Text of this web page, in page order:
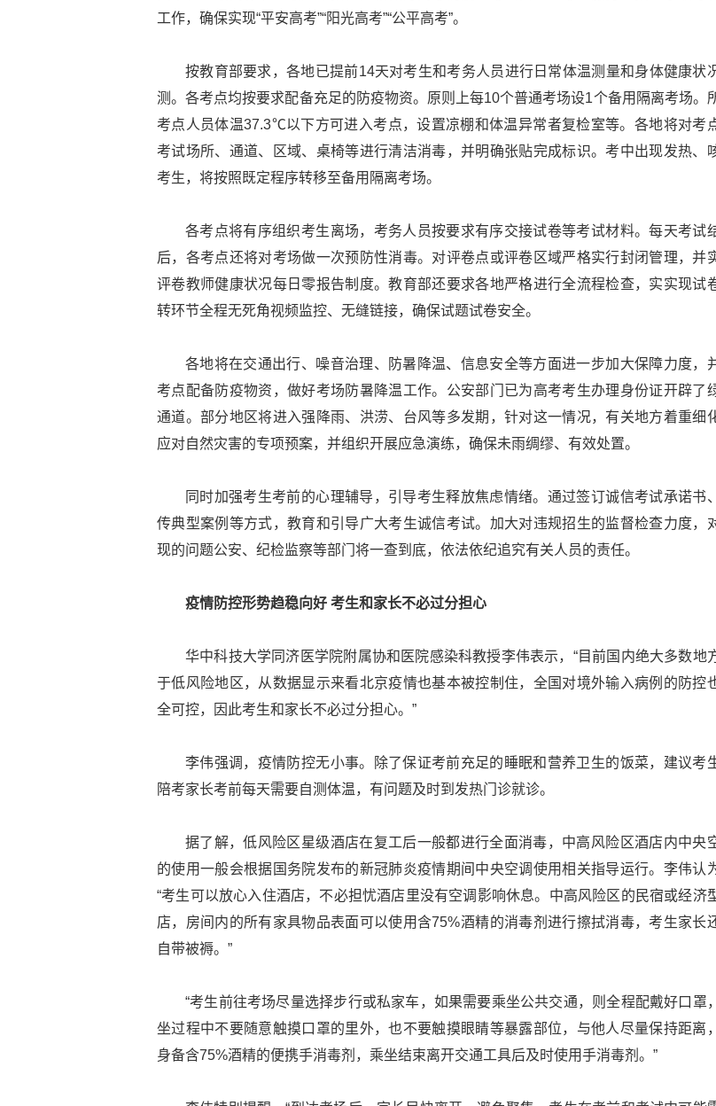
工作，确保实现“平安高考”“阳光高考”“公平高考”。
按教育部要求，各地已提前14天对考生和考务人员进行日常体温测量和身体健康状
测。各考点均按要求配备充足的防疫物资。原则上每10个普通考场设1个备用隔离考场。
考点人员体温37.3℃以下方可进入考点，设置凉棚和体温异常者复检室等。各地将对考点
考试场所、通道、区域、桌椅等进行清洁消毒，并明确张贴完成标识。考中出现发热、
考生，将按照既定程序转移至备用隔离考场。
各考点将有序组织考生离场，考务人员按要求有序交接试卷等考试材料。每天考试
后，各考点还将对考场做一次预防性消毒。对评卷点或评卷区域严格实行封闭管理，并
评卷教师健康状况每日零报告制度。教育部还要求各地严格进行全流程检查，实实现试
转环节全程无死角视频监控、无缝链接，确保试题试卷安全。
各地将在交通出行、噪音治理、防暑降温、信息安全等方面进一步加大保障力度，
考点配备防疫物资，做好考场防暑降温工作。公安部门已为高考考生办理身份证开辟了
通道。部分地区将进入强降雨、洪涝、台风等多发期，针对这一情况，有关地方着重细
应对自然灾害的专项预案，并组织开展应急演练，确保未雨绸缪、有效处置。
同时加强考生考前的心理辅导，引导考生释放焦虑情绪。通过签订诚信考试承诺书
传典型案例等方式，教育和引导广大考生诚信考试。加大对违规招生的监督检查力度，
现的问题公安、纪检监察等部门将一查到底，依法依纪追究有关人员的责任。
疫情防控形势趋稳向好 考生和家长不必过分担心
华中科技大学同济医学院附属协和医院感染科教授李伟表示，“目前国内绝大多数地
于低风险地区，从数据显示来看北京疫情也基本被控制住，全国对境外输入病例的防控
全可控，因此考生和家长不必过分担心。”
李伟强调，疫情防控无小事。除了保证考前充足的睡眠和营养卫生的饭菜，建议考
陪考家长考前每天需要自测体温，有问题及时到发热门诊就诊。
据了解，低风险区星级酒店在复工后一般都进行全面消毒，中高风险区酒店内中央
的使用一般会根据国务院发布的新冠肺炎疫情期间中央空调使用相关指导运行。李伟认
“考生可以放心入住酒店，不必担忧酒店里没有空调影响休息。中高风险区的民宿或经济
店，房间内的所有家具物品表面可以使用含75%酒精的消毒剂进行擦拭消毒，考生家长
自带被褥。”
“考生前往考场尽量选择步行或私家车，如果需要乘坐公共交通，则全程配戴好口罩
坐过程中不要随意触摸口罩的里外，也不要触摸眼睛等暴露部位，与他人尽量保持距离
身备含75%酒精的便携手消毒剂，乘坐结束离开交通工具后及时使用手消毒剂。”